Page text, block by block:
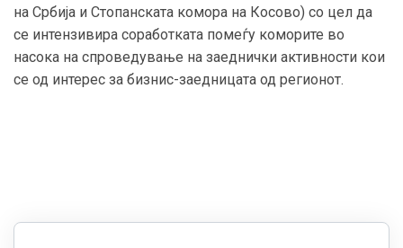
на Србија и Стопанската комора на Косово) со цел да
се интензивира соработката помеѓу коморите во
насока на спроведување на заеднички активности кои
се од интерес за бизнис-заедницата од регионот.